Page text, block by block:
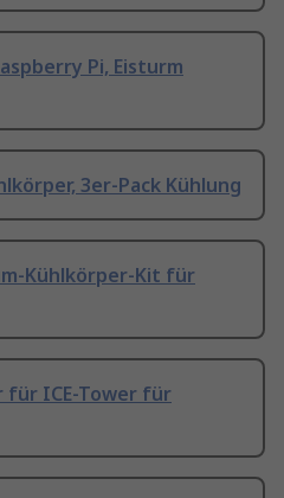
Pi, Eisturm
3er-Pack Kühlung
Kühlkörper-Kit für
für ICE-Tower für